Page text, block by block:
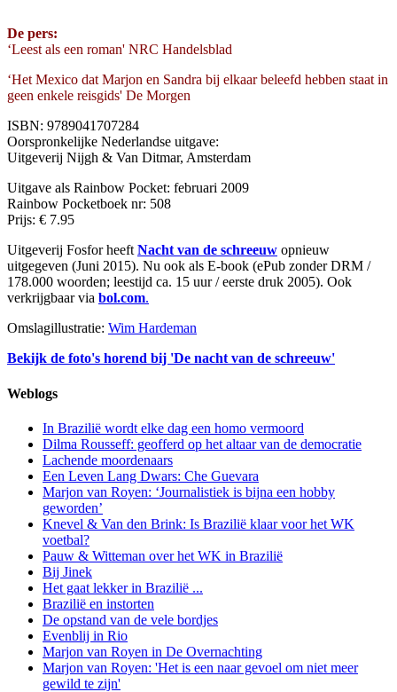
De pers:
‘Leest als een roman' NRC Handelsblad
‘Het Mexico dat Marjon en Sandra bij elkaar beleefd hebben staat in
geen enkele reisgids' De Morgen
ISBN: 9789041707284
Oorspronkelijke Nederlandse uitgave:
Uitgeverij Nijgh & Van Ditmar, Amsterdam
Uitgave als Rainbow Pocket: februari 2009
Rainbow Pocketboek nr: 508
Prijs: € 7.95
Uitgeverij Fosfor heeft Nacht van de schreeuw opnieuw
uitgegeven (Juni 2015). Nu ook als E-book (ePub zonder DRM /
178.000 woorden; leestijd ca. 15 uur / eerste druk 2005). Ook
verkrijgbaar via bol.com.
Omslagillustratie: Wim Hardeman
Bekijk de foto's horend bij 'De nacht van de schreeuw'
Weblogs
In Brazilië wordt elke dag een homo vermoord
Dilma Rousseff: geofferd op het altaar van de democratie
Lachende moordenaars
Een Leven Lang Dwars: Che Guevara
Marjon van Royen: ‘Journalistiek is bijna een hobby
geworden’
Knevel & Van den Brink: Is Brazilië klaar voor het WK
voetbal?
Pauw & Witteman over het WK in Brazilië
Bij Jinek
Het gaat lekker in Brazilië ...
Brazilië en instorten
De opstand van de vele bordjes
Evenblij in Rio
Marjon van Royen in De Overnachting
Marjon van Royen: 'Het is een naar gevoel om niet meer
gewild te zijn'